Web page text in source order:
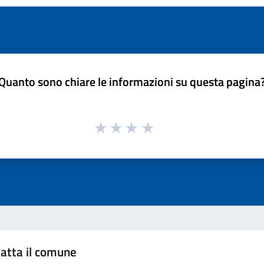
sono chiare le informazioni su questa
il comune